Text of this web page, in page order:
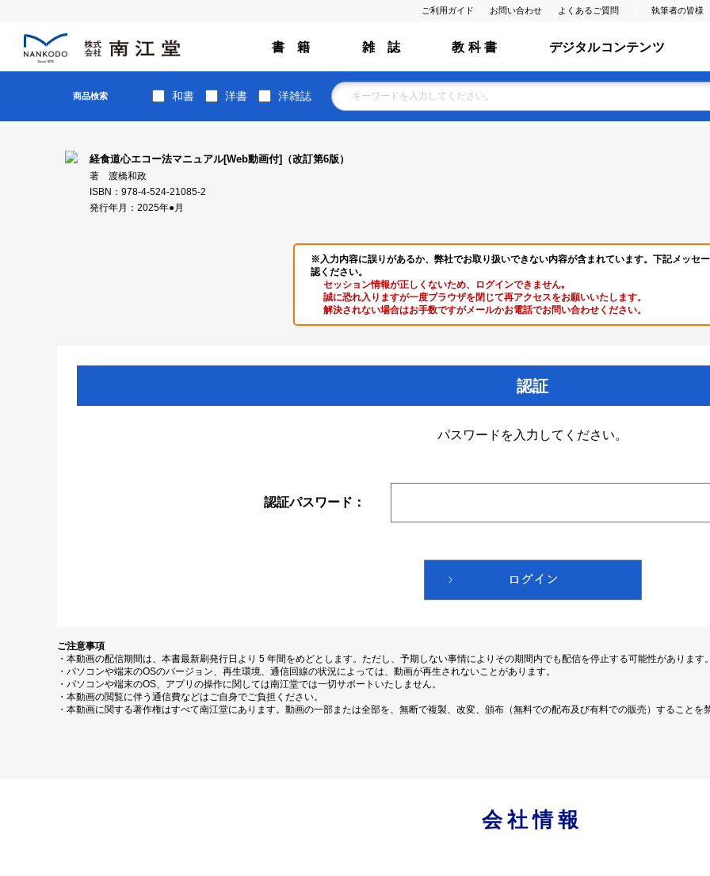
ご利用ガイド お問い合わせ よくあるご質問 執筆者の皆様
書 籍 雑 誌 教 科 書 デジタルコンテンツ
商品検索 和書 洋書 洋雑誌
経食道心エコー法マニュアル[Web動画付]（改訂第6版）
著 渡橋和政
ISBN：978-4-524-21085-2
発行年月：2025年●月
※入力内容に誤りがあるか、弊社でお取り扱いできない内容が含まれています。下記メッセ
認ください。
セッション情報が正しくないため、ログインできません｡
誠に恐れ入りますが一度ブラウザを閉じて再アクセスをお願いいたします。
解決されない場合はお手数ですがメールかお電話でお問い合わせください。
認証
パスワードを入力してください。
認証パスワード：
ご注意事項
・本動画の配信期間は、本書最新刷発行日より 5 年間をめどとします。ただし、予期しない事情によりその期間内でも配信を停止する可能性があります。
・パソコンや端末のOSのバージョン、再生環境、通信回線の状況によっては、動画が再生されないことがあります。
・パソコンや端末のOS、アプリの操作に関しては南江堂では一切サポートいたしません。
・本動画の閲覧に伴う通信費などはご自身でご負担ください。
・本動画に関する著作権はすべて南江堂にあります。動画の一部または全部を、無断で複製、改変、頒布（無料での配布及び有料での販売）することを
会社情報